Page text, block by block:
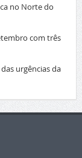
no Norte do
com três
urgências da